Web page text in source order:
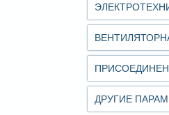
ДРУГИЕ